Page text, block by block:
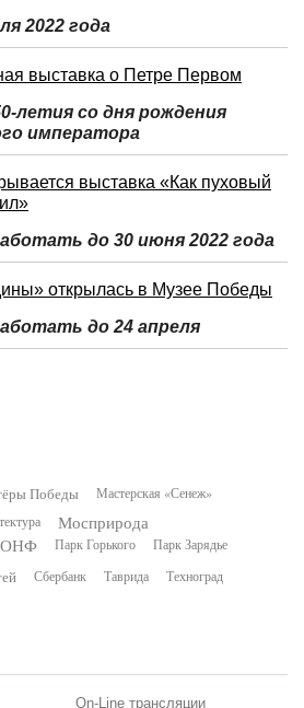
2022 года
выставка о Петре Первом
летия со дня рождения
императора
выставка «Как пуховый
до 30 июня 2022 года
открылась в Музее Победы
до 24 апреля
Победы
Мастерская «Сенеж»
Мосприрода
ОНФ Парк Горького Парк Зарядье
Сбербанк Таврида
Техноград
On-Line трансляции